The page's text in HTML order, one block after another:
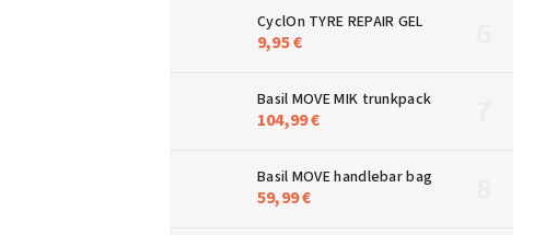
CyclOn TYRE REPAIR GEL
9,95 €
Basil MOVE MIK trunkpack
104,99 €
Basil MOVE handlebar bag
59,99 €